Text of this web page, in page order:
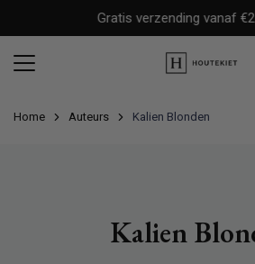
content
Gratis verzending vanaf
Home Auteurs Kalien Blonden
Kalien